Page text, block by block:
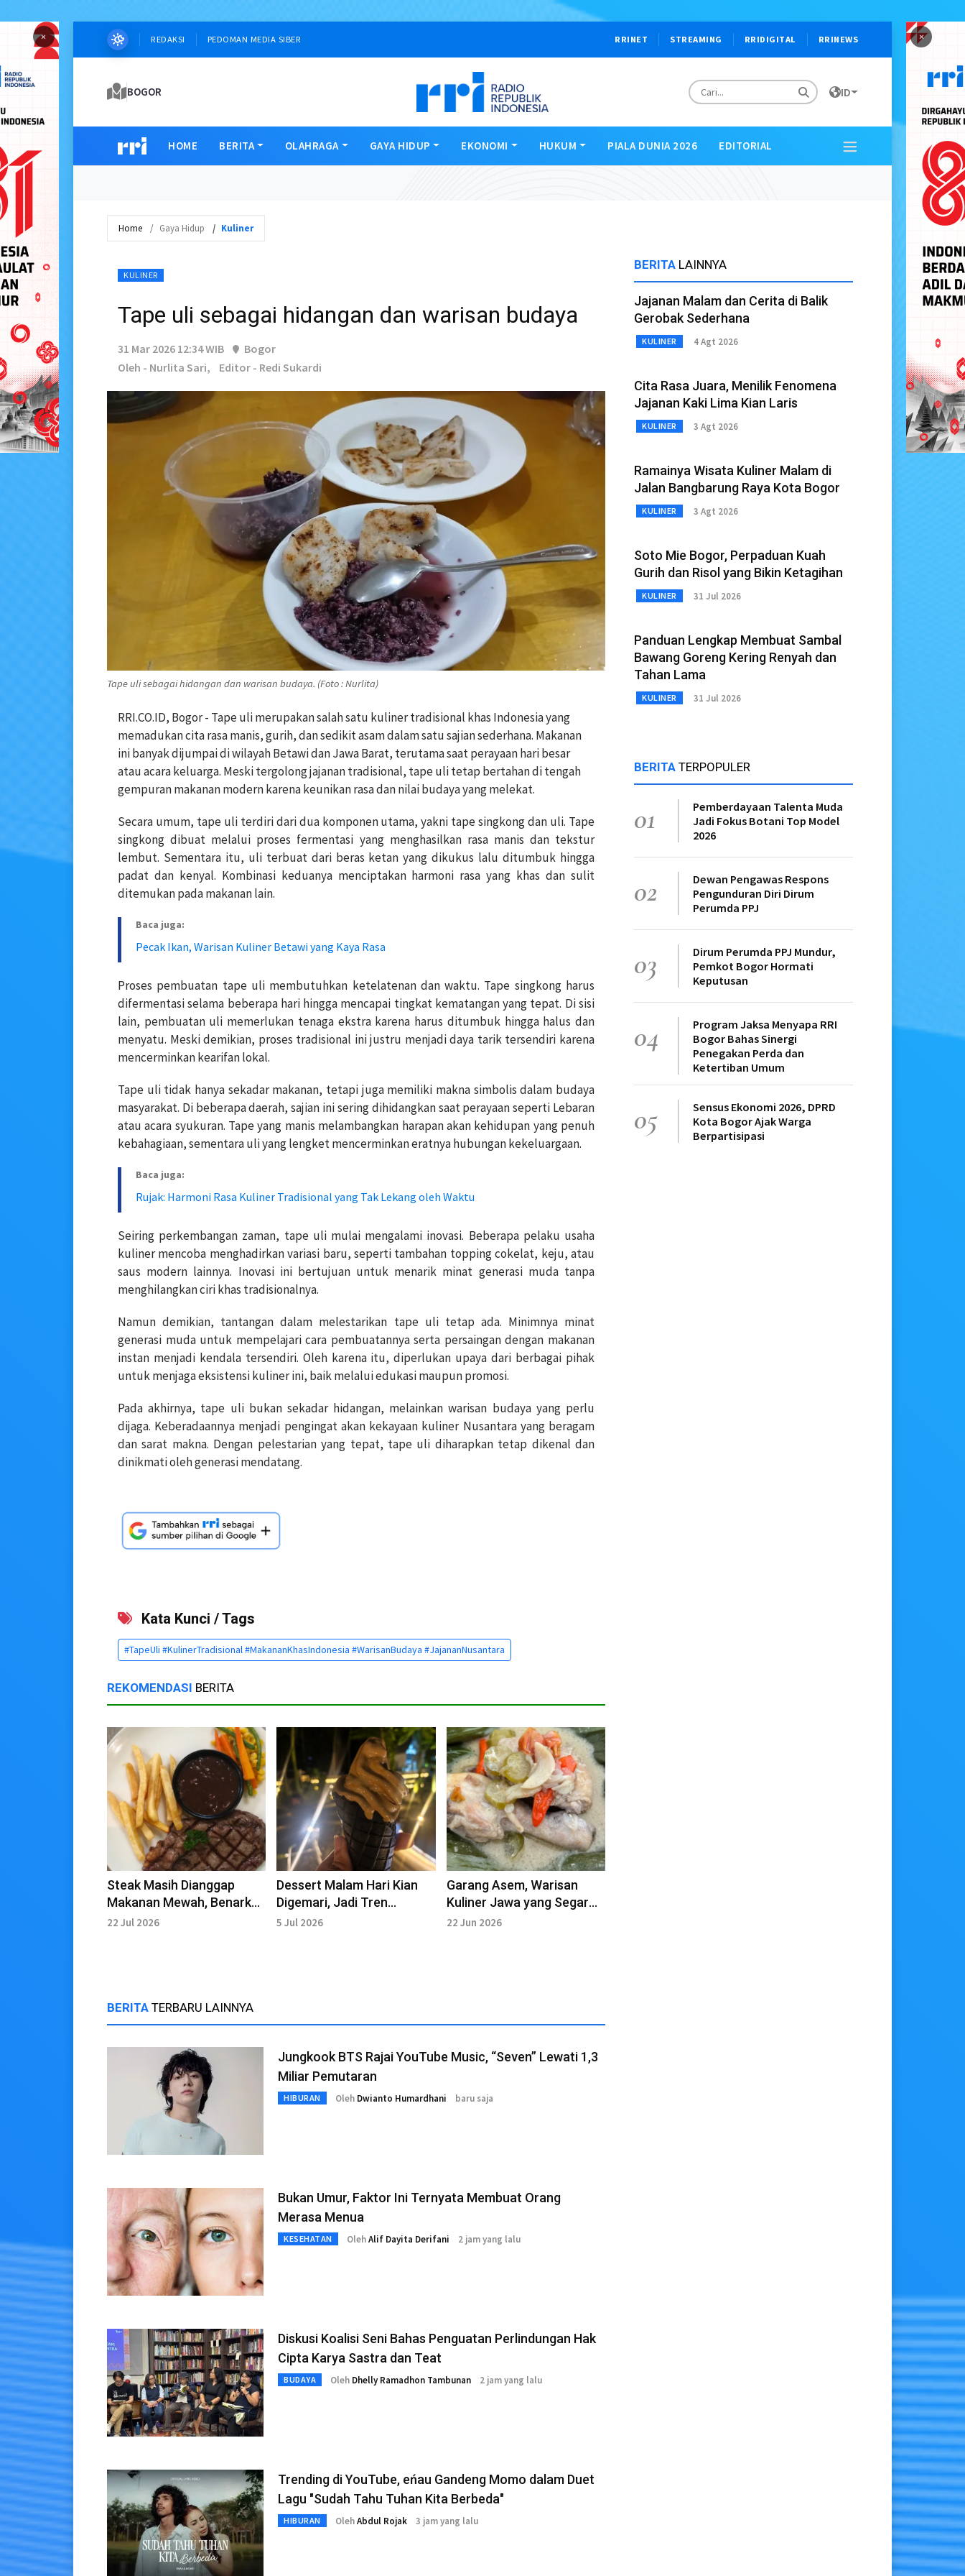
× ×
REDAKSI PEDOMAN MEDIA SIBER RRINET STREAMING RRIDIGITAL RRINEWS
BOGOR ID
HOME BERITA OLAHRAGA GAYA HIDUP EKONOMI HUKUM PIALA DUNIA 2026 EDITORIAL
Home Gaya Hidup Kuliner
KULINER
Tape uli sebagai hidangan dan warisan budaya
31 Mar 2026 12:34 WIB
Bogor
Oleh - Nurlita Sari,
Editor - Redi Sukardi
Tape uli sebagai hidangan dan warisan budaya. (Foto : Nurlita)
RRI.CO.ID, Bogor - Tape uli merupakan salah satu kuliner tradisional khas Indonesia yang
memadukan cita rasa manis, gurih, dan sedikit asam dalam satu sajian sederhana. Makanan
ini banyak dijumpai di wilayah Betawi dan Jawa Barat, terutama saat perayaan hari besar
atau acara keluarga. Meski tergolong jajanan tradisional, tape uli tetap bertahan di tengah
gempuran makanan modern karena keunikan rasa dan nilai budaya yang melekat.
Secara umum, tape uli terdiri dari dua komponen utama, yakni tape singkong dan uli. Tape
singkong dibuat melalui proses fermentasi yang menghasilkan rasa manis dan tekstur
lembut. Sementara itu, uli terbuat dari beras ketan yang dikukus lalu ditumbuk hingga
padat dan kenyal. Kombinasi keduanya menciptakan harmoni rasa yang khas dan sulit
ditemukan pada makanan lain.
Baca juga:
Pecak Ikan, Warisan Kuliner Betawi yang Kaya Rasa
Proses pembuatan tape uli membutuhkan ketelatenan dan waktu. Tape singkong harus
difermentasi selama beberapa hari hingga mencapai tingkat kematangan yang tepat. Di sisi
lain, pembuatan uli memerlukan tenaga ekstra karena harus ditumbuk hingga halus dan
menyatu. Meski demikian, proses tradisional ini justru menjadi daya tarik tersendiri karena
mencerminkan kearifan lokal.
Tape uli tidak hanya sekadar makanan, tetapi juga memiliki makna simbolis dalam budaya
masyarakat. Di beberapa daerah, sajian ini sering dihidangkan saat perayaan seperti Lebaran
atau acara syukuran. Tape yang manis melambangkan harapan akan kehidupan yang penuh
kebahagiaan, sementara uli yang lengket mencerminkan eratnya hubungan kekeluargaan.
Baca juga:
Rujak: Harmoni Rasa Kuliner Tradisional yang Tak Lekang oleh Waktu
Seiring perkembangan zaman, tape uli mulai mengalami inovasi. Beberapa pelaku usaha
kuliner mencoba menghadirkan variasi baru, seperti tambahan topping cokelat, keju, atau
saus modern lainnya. Inovasi ini bertujuan untuk menarik minat generasi muda tanpa
menghilangkan ciri khas tradisionalnya.
Namun demikian, tantangan dalam melestarikan tape uli tetap ada. Minimnya minat
generasi muda untuk mempelajari cara pembuatannya serta persaingan dengan makanan
instan menjadi kendala tersendiri. Oleh karena itu, diperlukan upaya dari berbagai pihak
untuk menjaga eksistensi kuliner ini, baik melalui edukasi maupun promosi.
Pada akhirnya, tape uli bukan sekadar hidangan, melainkan warisan budaya yang perlu
dijaga. Keberadaannya menjadi pengingat akan kekayaan kuliner Nusantara yang beragam
dan sarat makna. Dengan pelestarian yang tepat, tape uli diharapkan tetap dikenal dan
dinikmati oleh generasi mendatang.
Kata Kunci / Tags
#TapeUli #KulinerTradisional #MakananKhasIndonesia #WarisanBudaya #JajananNusantara
REKOMENDASI BERITA
Steak Masih Dianggap
Makanan Mewah, Benarkah
Demikian?
22 Jul 2026
Dessert Malam Hari Kian
Digemari, Jadi Tren
Nongkrong Anak Muda
5 Jul 2026
Garang Asem, Warisan
Kuliner Jawa yang Segar
dan Menggugah Selera
22 Jun 2026
BERITA TERBARU LAINNYA
Jungkook BTS Rajai YouTube Music, “Seven” Lewati 1,3
Miliar Pemutaran
HIBURAN Oleh Dwianto Humardhani baru saja
Bukan Umur, Faktor Ini Ternyata Membuat Orang
Merasa Menua
KESEHATAN OlehAlif Dayita Derifani 2 jam yang lalu
Diskusi Koalisi Seni Bahas Penguatan Perlindungan Hak
Cipta Karya Sastra dan Teat
BUDAYA Oleh Dhelly Ramadhon Tambunan 2 jam yang lalu
Trending di YouTube, eńau Gandeng Momo dalam Duet
Lagu "Sudah Tahu Tuhan Kita Berbeda"
HIBURAN OlehAbdul Rojak 3 jam yang lalu
BERITA LAINNYA
Jajanan Malam dan Cerita di Balik
Gerobak Sederhana
KULINER 4 Agt 2026
Cita Rasa Juara, Menilik Fenomena
Jajanan Kaki Lima Kian Laris
KULINER 3 Agt 2026
Ramainya Wisata Kuliner Malam di
Jalan Bangbarung Raya Kota Bogor
KULINER 3 Agt 2026
Soto Mie Bogor, Perpaduan Kuah
Gurih dan Risol yang Bikin Ketagihan
KULINER 31 Jul 2026
Panduan Lengkap Membuat Sambal
Bawang Goreng Kering Renyah dan
Tahan Lama
KULINER 31 Jul 2026
BERITA TERPOPULER
01
Pemberdayaan Talenta Muda
Jadi Fokus Botani Top Model
2026
02
Dewan Pengawas Respons
Pengunduran Diri Dirum
Perumda PPJ
03
Dirum Perumda PPJ Mundur,
Pemkot Bogor Hormati
Keputusan
04
Program Jaksa Menyapa RRI
Bogor Bahas Sinergi
Penegakan Perda dan
Ketertiban Umum
05
Sensus Ekonomi 2026, DPRD
Kota Bogor Ajak Warga
Berpartisipasi